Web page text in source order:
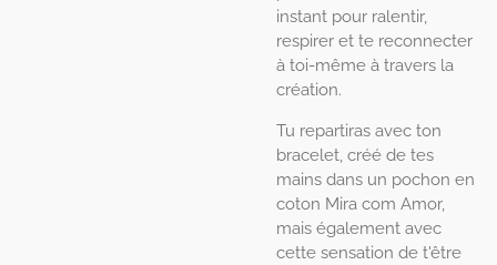
instant pour ralentir,
respirer et te reconnecter
à toi-même à travers la
création.
Tu repartiras avec ton
bracelet, créé de tes
mains dans un pochon en
coton Mira com Amor,
mais également avec
cette sensation de t'être